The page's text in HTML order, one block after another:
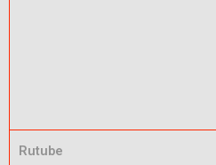
Rutube